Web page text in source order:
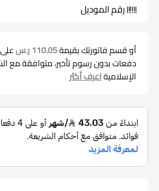
مكتبك، مع الحفاظ على وظائفه
وفعالة، استمتع بجمال الاستاند
والأداء العالي، وجعل من مكتبك
ويعزز تجربتك في بيئة العمل
مواصفات استاند
يتميز بتصميم عصري وأنيق يناسب
رقم الموديل
أو قسم فاتورتك بقيمة110.05 ر.س على
دفعات بدون رسوم تأخير، متوافقة مع
الإسلاميةاعرف أكثر